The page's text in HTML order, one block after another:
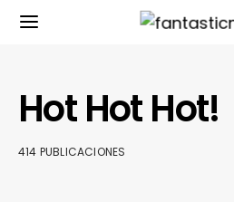
Hot Hot Hot!
414 PUBLICACIONES